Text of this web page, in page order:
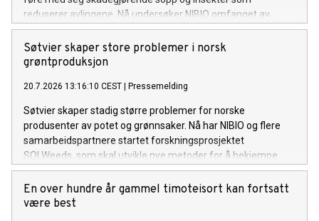
reduserer avlingene. Nå undersøker NIBIO omfanget av
problemet og mulige tiltak.
Søtvier skaper store problemer i norsk
grøntproduksjon
20.7.2026 13:16:10 CEST | Pressemelding
Søtvier skaper stadig større problemer for norske
produsenter av potet og grønnsaker. Nå har NIBIO og flere
samarbeidspartnere startet forskningsprosjektet
SOLWeeds, som skal utvikle nye metoder for å bekjempe
ugraset og redusere kostnadene for dyrkerne.
En over hundre år gammel timoteisort kan fortsatt
være best